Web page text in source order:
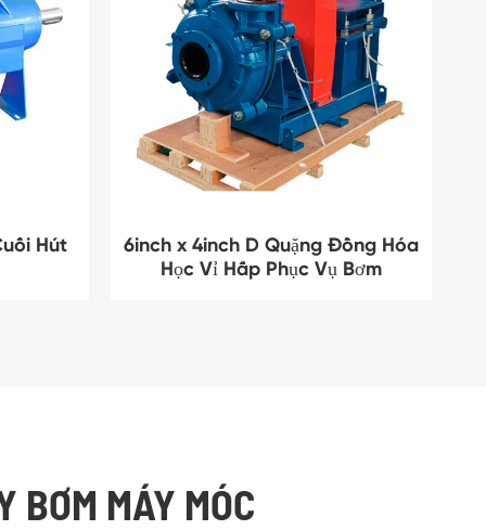
Hút
6inch x 4inch D Quặng Đồng Hóa
Học Vỉ Hấp Phục Vụ Bơm
BƠM MÁY MÓC